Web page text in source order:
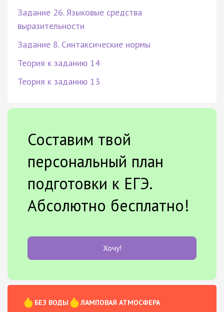
Задание 26. Языковые средства
выразительности
Задание 8. Синтаксические нормы
Теория к заданию 14
Теория к заданию 13
Составим твой
персональный план
подготовки к ЕГЭ.
Абсолютно бесплатно!
Хочу!
БЕЗ ВОДЫ
ЛАМПОВАЯ АТМОСФЕРА